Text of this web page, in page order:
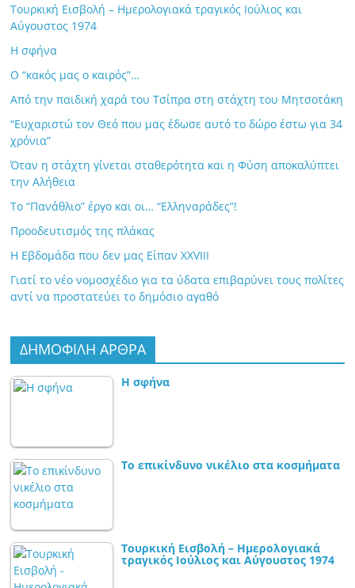
Τουρκική Εισβολή – Ημερολογιακά τραγικός Ιούλιος και
Αύγουστος 1974
Η σφήνα
Ο “κακός μας ο καιρός”…
Από την παιδική χαρά του Τσίπρα στη στάχτη του Μητσοτάκη
“Ευχαριστώ τον Θεό που μας έδωσε αυτό το δώρο έστω για 34
χρόνια”
Όταν η στάχτη γίνεται σταθερότητα και η Φύση αποκαλύπτει
την Αλήθεια
Το “Πανάθλιο” έργο και οι… “Ελληναράδες”!
Προοδευτισμός της πλάκας
Η Εβδομάδα που δεν μας Είπαν XXVIII
Γιατί το νέο νομοσχέδιο για τα ύδατα επιβαρύνει τους πολίτες
αντί να προστατεύει το δημόσιο αγαθό
ΔΗΜΟΦΙΛΗ ΑΡΘΡΑ
Η σφήνα
Το επικίνδυνο νικέλιο στα κοσμήματα
Τουρκική Εισβολή – Ημερολογιακά
τραγικός Ιούλιος και Αύγουστος 1974